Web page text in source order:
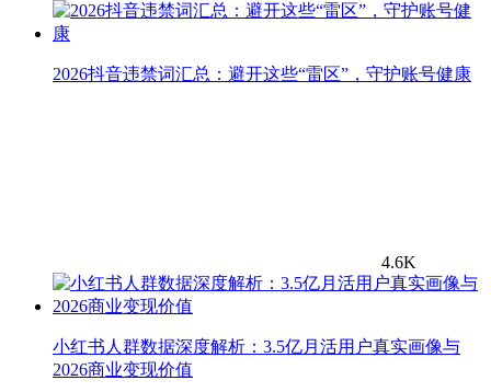
2026抖音违禁词汇总：避开这些“雷区”，守护账号健康
4.6K
小红书人群数据深度解析：3.5亿月活用户真实画像与
2026商业变现价值